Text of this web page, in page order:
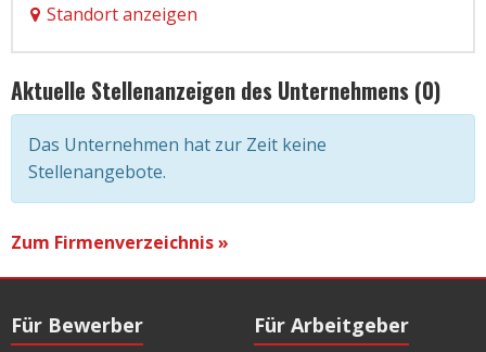
Standort anzeigen
Aktuelle Stellenanzeigen des Unternehmens (0)
Das Unternehmen hat zur Zeit keine
Stellenangebote.
Zum Firmenverzeichnis »
Für Bewerber Für Arbeitgeber